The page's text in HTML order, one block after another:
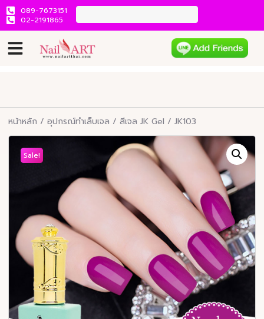
089-7673151
02-2191865
หน้าหลัก / อุปกรณ์ทำเล็บเจล / สีเจล JK Gel / JK103
Sale!